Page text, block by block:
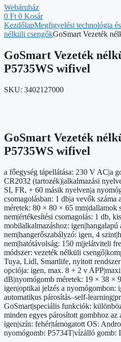
Webáruház
0 Ft 0 Kosár
KezdőlapMegfigyelési technológia
nélküli csengőkGoSmart Vezeték
GoSmart Vezeték
P5735WS wifivel
SKU: 3402127000
GoSmart Vezeték
P5735WS wifivel
a főegység tápellátása: 230 V AC|a
CR2032 (tartozék)|alkalmazási
SI, FR, + 60 másik nyelven|a
csomagolásban: 1 db|a vevők száma
méretek: 80 × 80 × 65 mm|dallamok
nem|értékesítési csomagolás: 1 db,
mobilalkalmazáshoz: igen|hangalapú
nem|hangerőszabályzó: igen, 4
nem|hatótávolság: 150 m|jelátviteli
módszer: vezeték nélküli
Tuya, Lidl, Smartlife, nyitott
opciója: igen, max. 8 + 2 v
dB|nyomógomb méretek: 19 × 38 ×
igen|optikai jelzés a nyomógombon:
automatikus párosítás–self-
GoSmart|speciális funkciók:
minden egyes párosított gombhoz az
igen|szín: fehér|támogatott OS:
nyomógomb: P5734T|vízálló gomb: